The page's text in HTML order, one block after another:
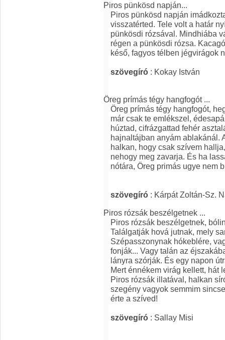
Piros pünkösd napján...
Piros pünkösd napján
visszatérted. Tele volt a határ
pünkösdi rózsával. Mindhiába
régen a pünkösdi rózsa.
késő, fagyos télben jégvirágok
szövegíró : Kokay István
Öreg prímás tégy hangfogót ...
Öreg prímás tégy hangfogót,
már csak te emlékszel,
húztad, cifrázgattad fehér
hajnaltájban anyám ablakánál.
halkan, hogy csak szívem
nehogy meg zavarja. És ha
nótára, Öreg primás ugye nem
szövegíró : Kárpát Zoltán-Sz.
Piros rózsák beszélgetnek ...
Piros rózsák beszélgetnek,
Találgatják hová jutnak, mely
Szépasszonynak hókeblére,
fonják... Vagy talán az
lányra szórják. És egy napon
Mert énnékem virág kellett, hát
Piros rózsák illatával, halkan
szegény vagyok semmim
érte a szíved!
szövegíró : Sallay Misi